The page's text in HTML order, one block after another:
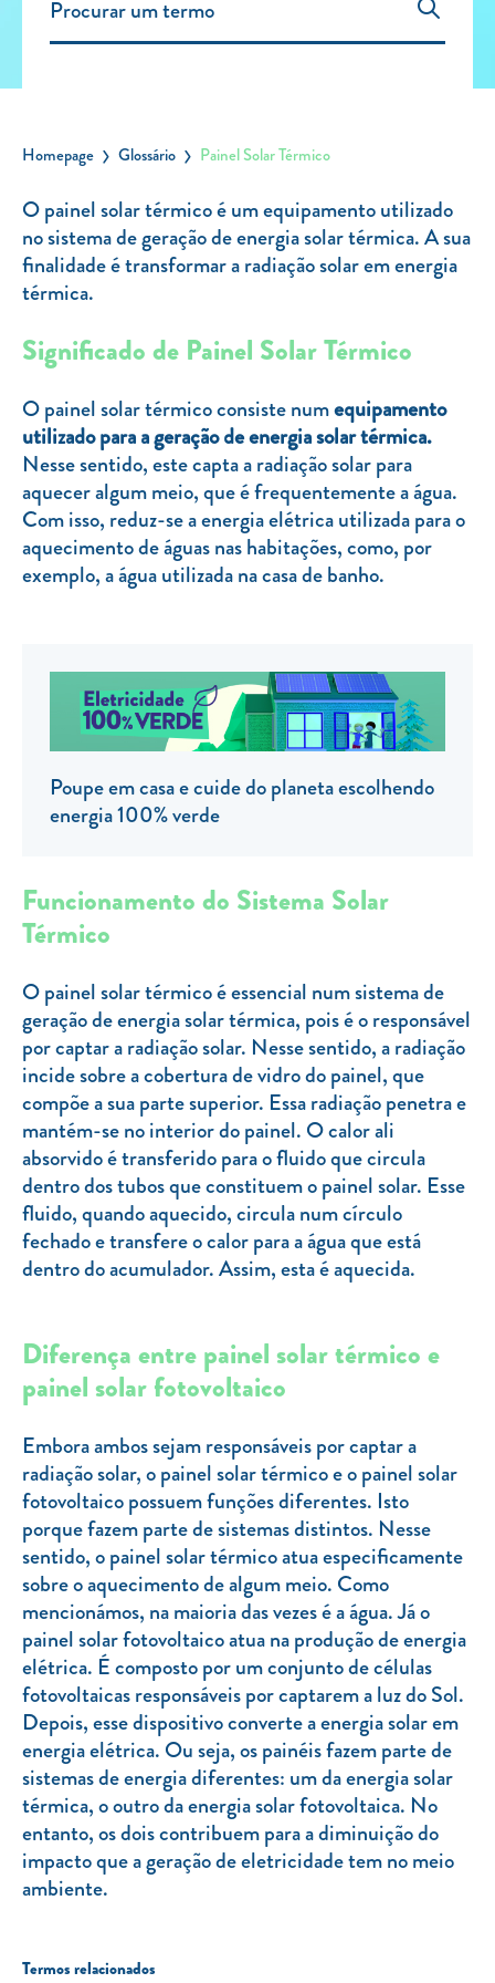
Carregar Fora de Casa
Leituras
Sobre nós
Contactos
FAQ
Blog
Mais informações
SERVIÇOS
ROTULAGEM
JUNTE-SE A NÓS
TARIFA SOCIAL
APP MOBILE
PRÉMIOS
EFICIÊNCIA ENERGÉTICA
FRAUDE E SEGURANÇA
Preços de referência
Política de privacidade
Clientes com necessidades especiais
Clientes prioritários
Resolução alternativa de litígios
Homepage Glossário Painel Solar Térmico
O painel solar térmico é um equipamento utilizado
no sistema de geração de energia solar térmica. A sua
finalidade é transformar a radiação solar em energia
térmica.
Significado de Painel Solar Térmico
O painel solar térmico consiste numequipamento
utilizado para a geração de energia solar térmica.
Nesse sentido, este capta a radiação solar para
aquecer algum meio, que é frequentemente a água.
Com isso, reduz-se a energia elétrica utilizada para o
aquecimento de águas nas habitações, como, por
exemplo, a água utilizada na casa de banho.
Poupe em casa e cuide do planeta escolhendo
energia 100% verde
Funcionamento do Sistema Solar
Térmico
O painel solar térmico é essencial num sistema de
geração de energia solar térmica, pois é o responsável
por captar a radiação solar. Nesse sentido, a radiação
incide sobre a cobertura de vidro do painel, que
compõe a sua parte superior. Essa radiação penetra e
mantém-se no interior do painel. O calor ali
absorvido é transferido para o fluido que circula
dentro dos tubos que constituem o painel solar. Esse
fluido, quando aquecido, circula num círculo
fechado e transfere o calor para a água que está
dentro do acumulador. Assim, esta é aquecida.
Diferença entre painel solar térmico e
painel solar fotovoltaico
Embora ambos sejam responsáveis por captar a
radiação solar, o painel solar térmico e o painel solar
fotovoltaico possuem funções diferentes. Isto
porque fazem parte de sistemas distintos. Nesse
sentido, o painel solar térmico atua especificamente
sobre o aquecimento de algum meio. Como
mencionámos, na maioria das vezes é a água. Já o
painel solar fotovoltaico atua na produção de energia
elétrica. É composto por um conjunto de células
fotovoltaicas responsáveis por captarem a luz do Sol.
Depois, esse dispositivo converte a energia solar em
energia elétrica. Ou seja, os painéis fazem parte de
sistemas de energia diferentes: um da energia solar
térmica, o outro da energia solar fotovoltaica. No
entanto, os dois contribuem para a diminuição do
impacto que a geração de eletricidade tem no meio
ambiente.
Termos relacionados